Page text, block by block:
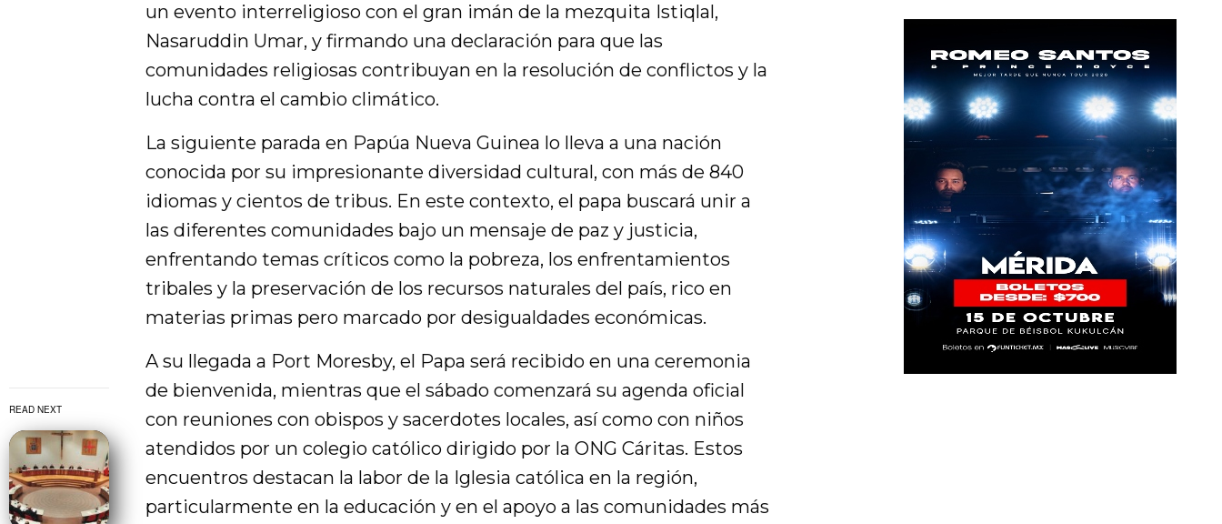
READ NEXT
un evento interreligioso con el gran imán de la mezquita Istiqlal,
Nasaruddin Umar, y firmando una declaración para que las
comunidades religiosas contribuyan en la resolución de conflictos y la
lucha contra el cambio climático.
La siguiente parada en Papúa Nueva Guinea lo lleva a una nación
conocida por su impresionante diversidad cultural, con más de 840
idiomas y cientos de tribus. En este contexto, el papa buscará unir a
las diferentes comunidades bajo un mensaje de paz y justicia,
enfrentando temas críticos como la pobreza, los enfrentamientos
tribales y la preservación de los recursos naturales del país, rico en
materias primas pero marcado por desigualdades económicas.
A su llegada a Port Moresby, el Papa será recibido en una ceremonia
de bienvenida, mientras que el sábado comenzará su agenda oficial
con reuniones con obispos y sacerdotes locales, así como con niños
atendidos por un colegio católico dirigido por la ONG Cáritas. Estos
encuentros destacan la labor de la Iglesia católica en la región,
particularmente en la educación y en el apoyo a las comunidades más